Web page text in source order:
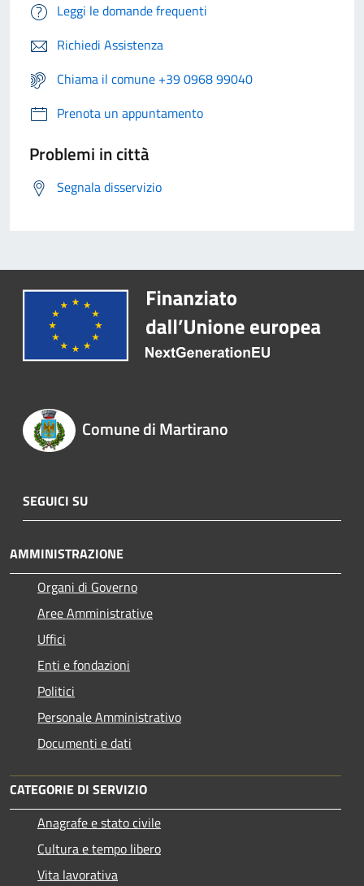
Leggi le domande frequenti
Richiedi Assistenza
Chiama il comune +39 0968 99040
Prenota un appuntamento
Problemi in città
Segnala disservizio
Comune di Martirano
SEGUICI SU
AMMINISTRAZIONE
Organi di Governo
Aree Amministrative
Uffici
Enti e fondazioni
Politici
Personale Amministrativo
Documenti e dati
CATEGORIE DI SERVIZIO
Anagrafe e stato civile
Cultura e tempo libero
Vita lavorativa